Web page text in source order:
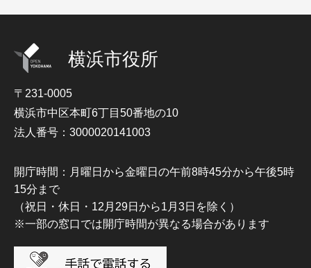
横浜市役所
〒231-0005
横浜市中区本町6丁目50番地の10
法人番号：3000020141003
開庁時間：月曜日から金曜日の午前8時45分から午後5時
15分まで
（祝日・休日・12月29日から1月3日を除く）
※一部の窓口では開庁時間が異なる場合があります